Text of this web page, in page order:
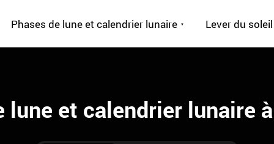
Phases de lune et calendrier lunaire Lever du soleil
lune et calendrier lunaire